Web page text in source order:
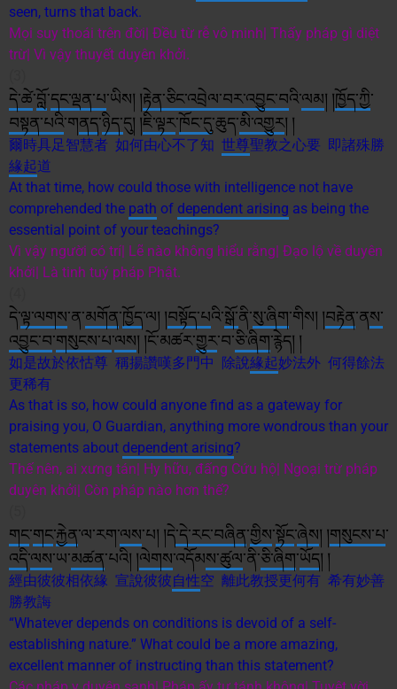
seen, turns that back.
Mọi suy thoái trên đời| Đều từ rễ vô minh| Thấy pháp gì diệt
trừ| Vì vậy thuyết duyên khởi.
དེ་ཚེ་བློ་དང་ལྡན་པ་ཡིས། །རྟེན་ཅིང་འབྲེལ་བར་འབྱུང་བའི་ལམ། །ཁྱོད་ཀྱི་
བསྟན་པའི་གནད་ཉིད་དུ། །ཇི་ལྟར་ཁོང་དུ་ཆུད་མི་འགྱུར། །
爾時具足智慧者 如何由心不了知 世尊聖教之心要 即諸殊勝
緣起道
At that time, how could those with intelligence not have
comprehended the path of dependent arising as being the
essential point of your teachings?
Vì vậy người có trí| Lẽ nào không hiểu rằng| Đạo lộ về duyên
khởi| Là tinh tuý pháp Phật.
དེ་ལྟ་ལགས་ན་མགོན་ཁྱོད་ལ། །བསྟོད་པའི་སྒོ་ནི་སུ་ཞིག་གིས། །བརྟེན་ནས་
འབྱུང་བ་གསུངས་པ་ལས། །ངོ་མཚར་གྱུར་བ་ཅི་ཞིག་རྙེད། །
如是故於依怙尊 稱揚讚嘆多門中 除說緣起妙法外 何得餘法
更稀有
As that is so, how could anyone find as a gateway for
praising you, O Guardian, anything more wondrous than your
statements about dependent arising?
Thế nên, ai xưng tán| Hy hữu, đấng Cứu hộ| Ngoại trừ pháp
duyên khởi| Còn pháp nào hơn thế?
གང་གང་རྐྱེན་ལ་རག་ལས་པ། །དེ་དེ་རང་བཞིན་གྱིས་སྟོང་ཞེས། །གསུངས་པ་
འདི་ལས་ཡ་མཚན་པའི། །ལེགས་འདོམས་ཚུལ་ནི་ཅི་ཞིག་ཡོད། །
經由彼彼相依緣 宣說彼彼自性空 離此教授更何有 希有妙善
勝教誨
“Whatever depends on conditions is devoid of a self-
establishing nature.” What could be a more amazing,
excellent manner of instructing than this statement?